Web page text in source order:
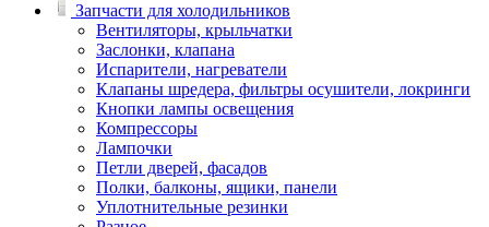
Запчасти для холодильников
Вентиляторы, крыльчатки
Заслонки, клапана
Испарители, нагреватели
Клапаны шредера, фильтры осушители, локринги
Кнопки лампы освещения
Компрессоры
Лампочки
Петли дверей, фасадов
Полки, балконы, ящики, панели
Уплотнительные резинки